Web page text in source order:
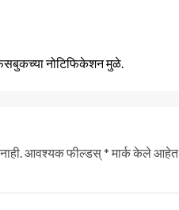
नोटिफिकेशन मुळे.
आवश्यक फील्डस्* मार्क केले आहेत